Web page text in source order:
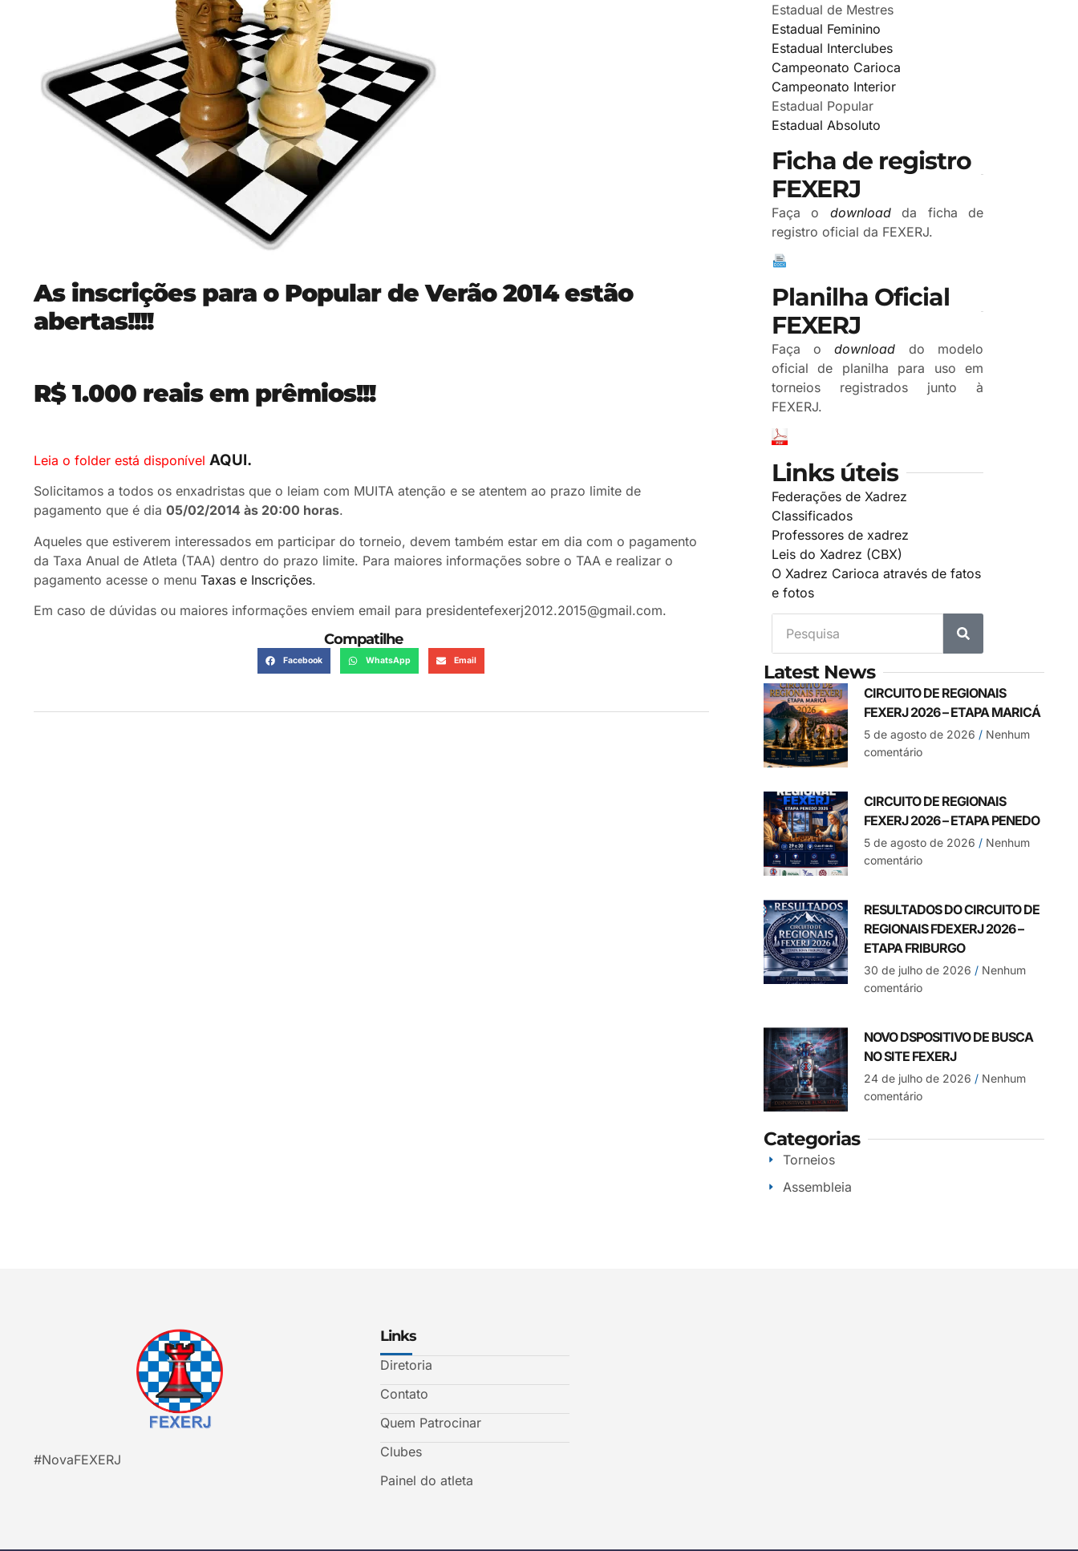
As inscrições para o Popular de Verão 2014 estão
abertas!!!!
R$ 1.000 reais em prêmios!!!
Leia o folder está disponível AQUI.
Solicitamos a todos os enxadristas que o leiam com MUITA atenção e se atentem ao prazo limite de
pagamento que é dia 05/02/2014 às 20:00 horas.
Aqueles que estiverem interessados em participar do torneio, devem também estar em dia com o pagamento
da Taxa Anual de Atleta (TAA) dentro do prazo limite. Para maiores informações sobre o TAA e realizar o
pagamento acesse o menu Taxas e Inscrições.
Em caso de dúvidas ou maiores informações enviem email para presidentefexerj2012.2015@gmail.com.
Compatilhe
Facebook WhatsApp Email
Estadual de Mestres
Estadual Feminino
Estadual Interclubes
Campeonato Carioca
Campeonato Interior
Estadual Popular
Estadual Absoluto
Ficha de registro
FEXERJ
Faça o downloadda ficha de
registro oficial da FEXERJ.
Planilha Oficial
FEXERJ
Faça odownload do modelo
oficial de planilha para uso em
torneios registrados junto à
FEXERJ.
Links úteis
Federações de Xadrez
Classificados
Professores de xadrez
Leis do Xadrez (CBX)
O Xadrez Carioca através de fatos
e fotos
Latest News
CIRCUITO DE REGIONAIS
FEXERJ 2026 – ETAPA MARICÁ
5 de agosto de 2026 Nenhum
comentário
CIRCUITO DE REGIONAIS
FEXERJ 2026 – ETAPA PENEDO
5 de agosto de 2026 Nenhum
comentário
RESULTADOS DO CIRCUITO DE
REGIONAIS FDEXERJ 2026 –
ETAPA FRIBURGO
30 de julho de 2026 Nenhum
comentário
NOVO DSPOSITIVO DE BUSCA
NO SITE FEXERJ
24 de julho de 2026 Nenhum
comentário
Categorias
Torneios
Assembleia
#NovaFEXERJ
Links
Diretoria
Contato
Quem Patrocinar
Clubes
Painel do atleta